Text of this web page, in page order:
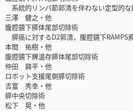
系統的リンパ節郭清を伴わない定型的
三澤 健之・他
腹腔鏡下膵体尾部切除術
膵癌に対するD2郭清，腹腔鏡下RAMPS
本間 祐樹・他
腹腔鏡下脾温存膵体尾部切除術
仲田 興平・他
ロボット支援尾側膵切除術
吉富 秀幸・他
膵中央切除術
松下 晃・他